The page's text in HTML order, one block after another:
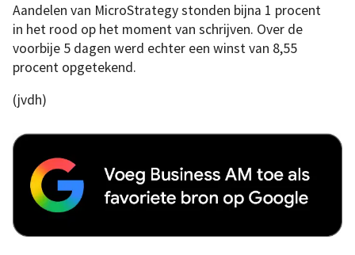
Aandelen van MicroStrategy stonden bijna 1 procent
in het rood op het moment van schrijven. Over de
voorbije 5 dagen werd echter een winst van 8,55
procent opgetekend.
(jvdh)